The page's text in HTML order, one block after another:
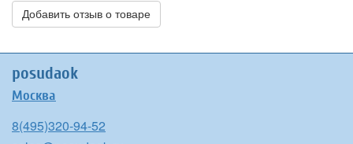
Добавить отзыв о товаре
posudaok
Москва
8(495)320-94-52